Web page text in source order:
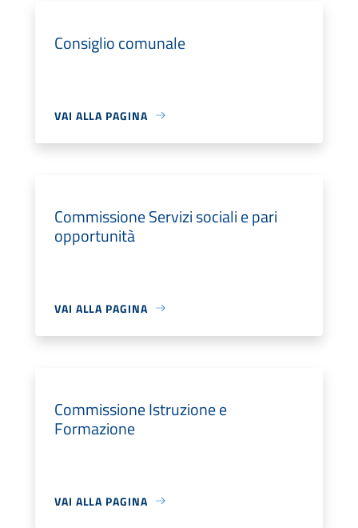
Consiglio comunale
VAI ALLA PAGINA
Commissione Servizi sociali e pari
opportunità
VAI ALLA PAGINA
Commissione Istruzione e
Formazione
VAI ALLA PAGINA